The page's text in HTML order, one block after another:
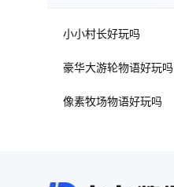
小小村长好玩吗
豪华大游轮物语好玩吗
像素牧场物语好玩吗